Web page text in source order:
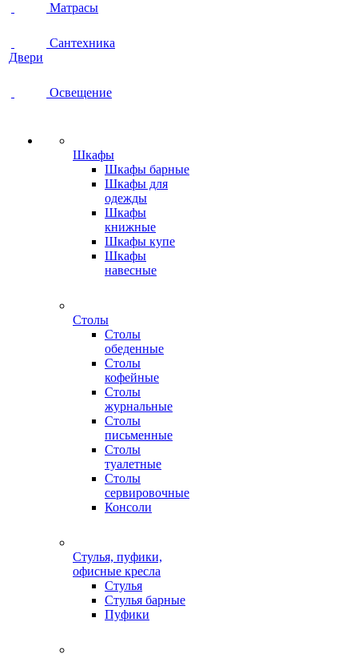
Матрасы
Сантехника
Двери
Освещение
Шкафы
Шкафы барные
Шкафы для
одежды
Шкафы
книжные
Шкафы купе
Шкафы
навесные
Столы
Столы
обеденные
Столы
кофейные
Столы
журнальные
Столы
письменные
Столы
туалетные
Столы
сервировочные
Консоли
Стулья, пуфики,
офисные кресла
Стулья
Стулья барные
Пуфики